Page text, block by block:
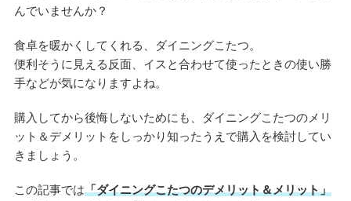
んでいませんか？
食卓を暖かくしてくれる、ダイニングこたつ。
便利そうに見える反面、イスと合わせて使ったときの使い勝
手などが気になりますよね。
購入してから後悔しないためにも、ダイニングこたつのメリ
ット＆デメリットをしっかり知ったうえで購入を検討してい
きましょう。
この記事では「ダイニングこたつのデメリット＆メリット」